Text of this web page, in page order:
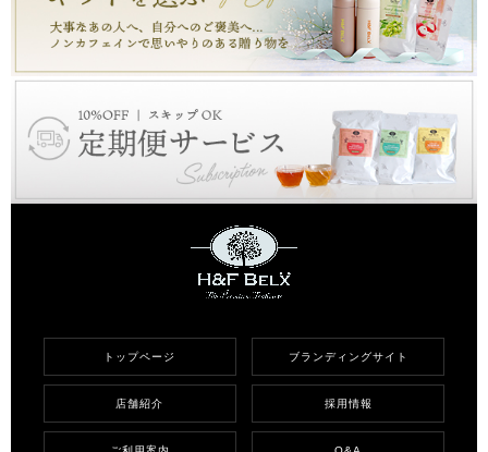
トップページ ブランディングサイト
店舗紹介 採用情報